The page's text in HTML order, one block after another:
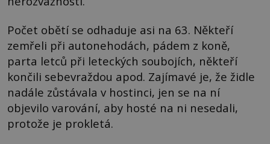
Počet obětí se odhaduje asi na 63. Někteří
zemřeli při autonehodách, pádem z koně,
parta letců při leteckých soubojích, někteří
končili sebevraždou apod. Zajímavé je, že židle
nadále zůstávala v hostinci, jen se na ní
objevilo varování, aby hosté na ni nesedali,
protože je prokletá.